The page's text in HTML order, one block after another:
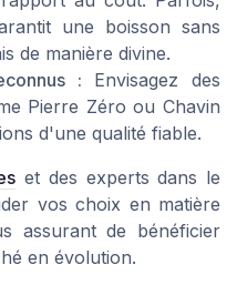
une boisson sans
de manière divine.
: Envisagez des
Pierre Zéro ou Chavin
d'une qualité fiable.
et des experts dans le
vos choix en matière
assurant de bénéficier
en évolution.